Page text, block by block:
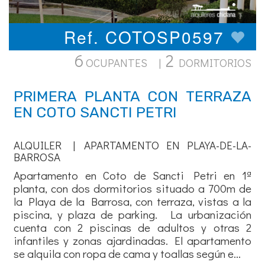
Ref. COTOSP0597
6 OCUPANTES | 2 DORMITORIOS
PRIMERA PLANTA CON TERRAZA
EN COTO SANCTI PETRI
ALQUILER | APARTAMENTO EN PLAYA-DE-LA-
BARROSA
Apartamento en Coto de Sancti Petri en 1ª
planta, con dos dormitorios situado a 700m de
la Playa de la Barrosa, con terraza, vistas a la
piscina, y plaza de parking. La urbanización
cuenta con 2 piscinas de adultos y otras 2
infantiles y zonas ajardinadas. El apartamento
se alquila con ropa de cama y toallas según e...